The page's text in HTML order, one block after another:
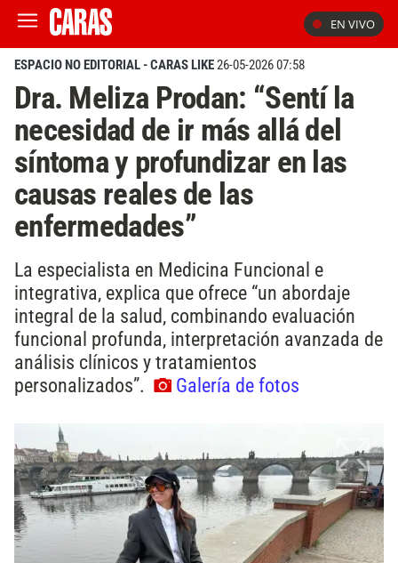
EN VIVO
ESPACIO NO EDITORIAL - CARAS LIKE26-05-2026 07:58
Dra. Meliza Prodan: “Sentí la
necesidad de ir más allá del
síntoma y profundizar en las
causas reales de las
enfermedades”
La especialista en Medicina Funcional e
integrativa, explica que ofrece “un abordaje
integral de la salud, combinando evaluación
funcional profunda, interpretación avanzada de
análisis clínicos y tratamientos
personalizados”.
Galería de fotos